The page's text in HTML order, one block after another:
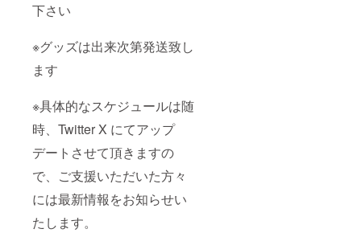
下さい
※グッズは出来次第発送致し
ます
※具体的なスケジュールは随
時、Twitter X にてアップ
デートさせて頂きますの
で、ご支援いただいた方々
には最新情報をお知らせい
たします。